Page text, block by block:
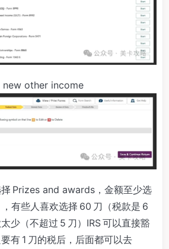
new other income
Prizes and awards，金额至少选
，有些人喜欢选择 60 刀（税款是 6
少（不超过 5 刀）IRS 可以直接豁
有 1 刀的税后，后面都可以去